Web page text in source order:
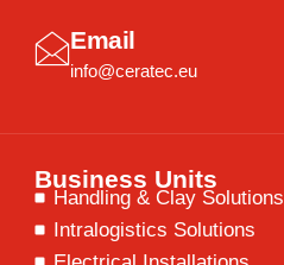
Email
info@ceratec.eu
Business Units
Handling & Clay Solutions
Intralogistics Solutions